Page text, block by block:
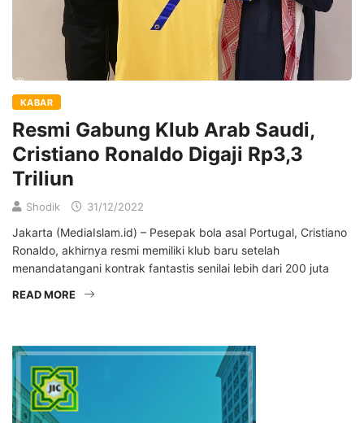
KABAR
Resmi Gabung Klub Arab Saudi,
Cristiano Ronaldo Digaji Rp3,3
Triliun
Shodik 31/12/2022
Jakarta (MediaIslam.id) – Pesepak bola asal Portugal, Cristiano
Ronaldo, akhirnya resmi memiliki klub baru setelah
menandatangani kontrak fantastis senilai lebih dari 200 juta
READ MORE